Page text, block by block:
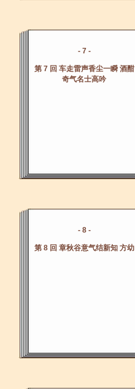
- 7 -
第 7 回 车走雷声香尘一瞬 酒酣
奇气名士高吟
- 8 -
第 8 回 章秋谷意气结新知 方幼